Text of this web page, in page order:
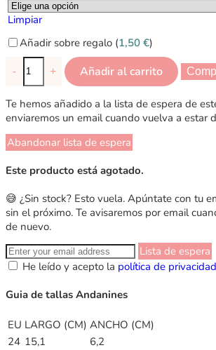
Limpiar
Añadir sobre regalo (1,50 €)
- + Añadir al carrito
Te hemos añadido a la lista de espera de
enviaremos un email cuando vuelva a estar
Abandonar lista de espera
Este producto está agotado.
😅 ¿Sin stock? Esto vuela. Apúntate con tu
sin el próximo. Te avisaremos por email
de nuevo.
Lista de espera
He leído y acepto la política de privacidad
Guia de tallas Andanines
EU LARGO (CM) ANCHO (CM)
24 15,1
6,2